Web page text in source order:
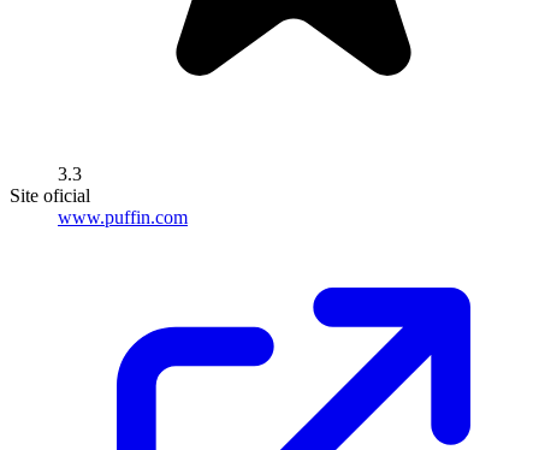
3.3
Site oficial
www.puffin.com